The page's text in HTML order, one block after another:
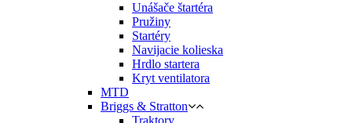
Unášače štartéra
Pružiny
Startéry
Navijacie kolieska
Hrdlo startera
Kryt ventilatora
MTD
Briggs & Stratton